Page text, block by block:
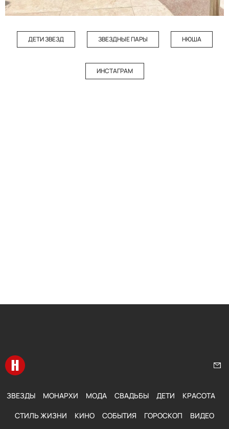
ДЕТИ ЗВЕЗД ЗВЕЗДНЫЕ ПАРЫ НЮША
ИНСТАГРАМ
Перейти на главную
ЗВЕЗДЫ МОНАРХИ МОДА СВАДЬБЫ ДЕТИ КРАСОТА
СТИЛЬ ЖИЗНИ КИНО СОБЫТИЯ ГОРОСКОП ВИДЕО